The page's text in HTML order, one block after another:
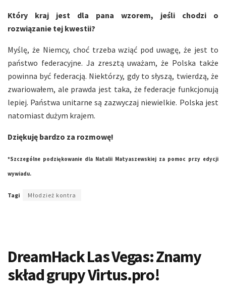
Który kraj jest dla pana wzorem, jeśli chodzi o
rozwiązanie tej kwestii?
Myślę, że Niemcy, choć trzeba wziąć pod uwagę, że jest to
państwo federacyjne. Ja zresztą uważam, że Polska także
powinna być federacją. Niektórzy, gdy to słyszą, twierdzą, że
zwariowałem, ale prawda jest taka, że federacje funkcjonują
lepiej. Państwa unitarne są zazwyczaj niewielkie. Polska jest
natomiast dużym krajem.
Dziękuję bardzo za rozmowę!
*Szczególne podziękowanie dla Natalii Matyaszewskiej za pomoc przy edycji
wywiadu.
Tagi Młodzież kontra
DreamHack Las Vegas: Znamy
skład grupy Virtus.pro!